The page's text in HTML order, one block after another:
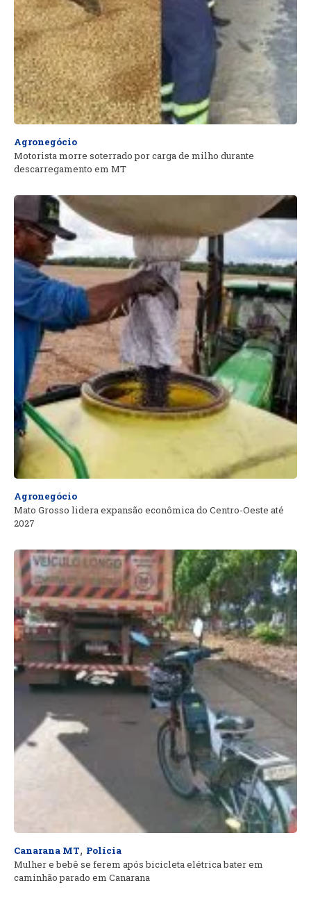
Agronegócio
Motorista morre soterrado por carga de milho durante
descarregamento em MT
Agronegócio
Mato Grosso lidera expansão econômica do Centro-Oeste até
2027
Canarana MT, Polícia
Mulher e bebê se ferem após bicicleta elétrica bater em
caminhão parado em Canarana